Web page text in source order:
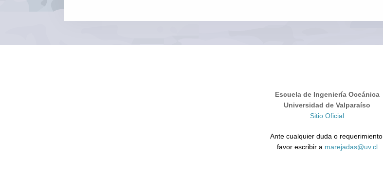
Escuela de Ingeniería Oceánica
Universidad de Valparaíso
Sitio Oficial
Ante cualquier duda o requerimiento,
favor escribir a marejadas@uv.cl